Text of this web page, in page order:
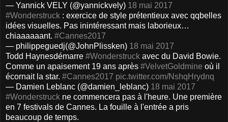
— Yannick VELY (@yannickvely) 18 mai 2017
#Wonderstruck : exercice de style prétentieux avec qqbelles
idées visuelles. Pas inintéressant mais laborieux…
chiaaaaaant. #Cannes2017
— philippeguedj(@JohnPlissken) 18 mai 2017
Todd Haynesdémarre #Wonderstruck avec du David Bowie.
Comme un apaisement 19 ans après #VelvetGoldmine où il
écornait la star. #Cannes2017 pic.twitter.com/NshqHrydnq
— Damien Leblanc (@damien_leblanc) 18 mai 2017
#Wonderstruck ne commencera pas à l'heure. Une première
en 7 festivals de Cannes. La fouille à l'entrée a pris
beaucoup de temps.